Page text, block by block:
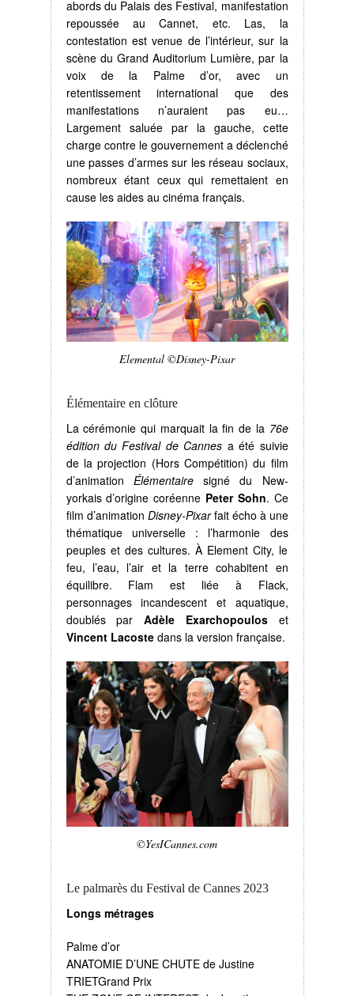
abords du Palais des Festival, manifestation
repoussée au Cannet, etc. Las, la
contestation est venue de l’intérieur, sur la
scène du Grand Auditorium Lumière, par la
voix de la Palme d’or, avec un
retentissement international que des
manifestations n’auraient pas eu…
Largement saluée par la gauche, cette
charge contre le gouvernement a déclenché
une passes d’armes sur les réseau sociaux,
nombreux étant ceux qui remettaient en
cause les aides au cinéma français.
Elemental ©Disney-Pixar
Élémentaire en clôture
La cérémonie qui marquait la fin de la 76e
édition du Festival de Cannes a été suivie
de la projection (Hors Compétition) du film
d’animation Élémentairesigné du New-
yorkais d’origine coréenne Peter Sohn. Ce
film d’animation Disney-Pixarfait écho à une
thématique universelle : l’harmonie des
peuples et des cultures. À Element City, le
feu, l’eau, l’air et la terre cohabitent en
équilibre. Flam est liée à Flack,
personnages incandescent et aquatique,
doublés par Adèle Exarchopouloset
Vincent Lacostedans la version française.
©YesICannes.com
Le palmarès du Festival de Cannes 2023
Longs métrages
Palme d’or
ANATOMIE D’UNE CHUTE de Justine
TRIETGrand Prix